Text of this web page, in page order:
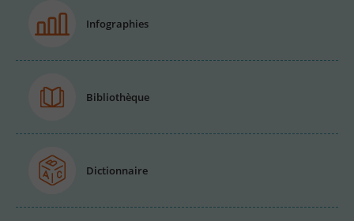
Infographies
Bibliothèque
Dictionnaire